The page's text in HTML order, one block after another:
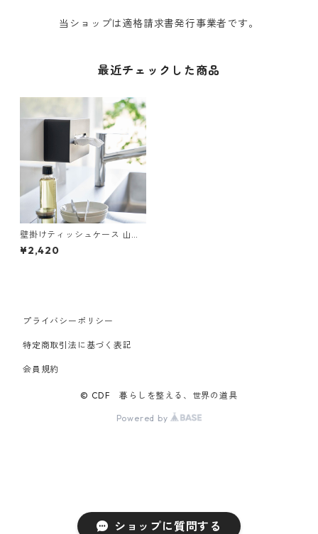
ショップに質問する
当ショップは適格請求書発行事業者です。
最近チェックした商品
壁掛けティッシュケース 山崎
実業 tower タワー フィルムフ
ックティッシュケース レギュ
¥2,420
プライバシーポリシー
特定商取引法に基づく表記
会員規約
© CDF 暮らしを整える、世界の道具
Powered by